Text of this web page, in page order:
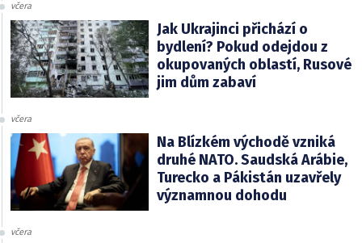
včera
Jak Ukrajinci přichází o
bydlení? Pokud odejdou z
okupovaných oblastí, Rusové
jim dům zabaví
včera
Na Blízkém východě vzniká
druhé NATO. Saudská Arábie,
Turecko a Pákistán uzavřely
významnou dohodu
včera